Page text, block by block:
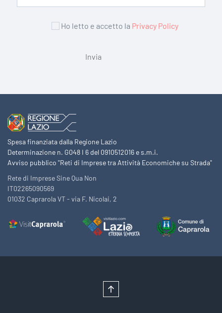
Ho letto e accetto la Privacy Policy
Spesa finanziata dalla Regione Lazio
Determinazione n. G048 I 6 del 0910512016 e s.m.i.
Avviso pubblico "Reti di Imprese tra Attività Economiche su Strada"
Rete di Imprese Sine Qua Non
IT02265090569
01032 Caprarola VT - via F. Nicolai, 2